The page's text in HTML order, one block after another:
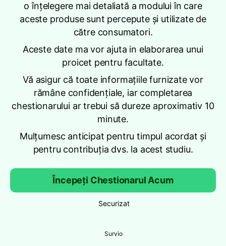
o înțelegere mai detaliată a modului în care
aceste produse sunt percepute și utilizate de
către consumatori.
Aceste date ma vor ajuta in elaborarea unui
proicet pentru facultate.
Vă asigur că toate informațiile furnizate vor
rămâne confidențiale, iar completarea
chestionarului ar trebui să dureze aproximativ 10
minute.
Mulțumesc anticipat pentru timpul acordat și
pentru contribuția dvs. la acest studiu.
Începeți Chestionarul Acum
Securizat
Survio